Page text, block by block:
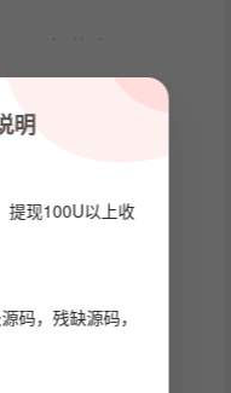
明
提现100U以上收
码，残缺源码，